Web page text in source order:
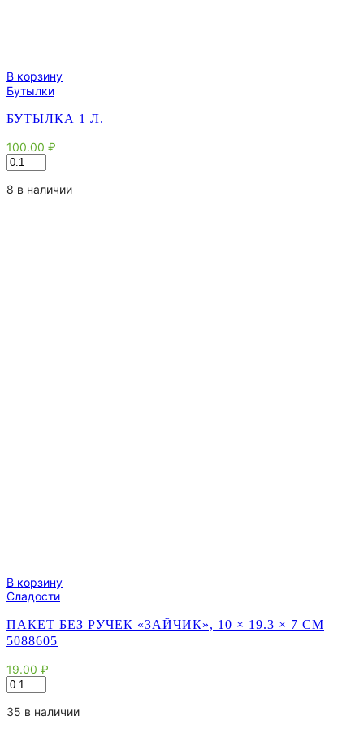
В корзину
Бутылки
БУТЫЛКА 1 Л.
100.00 ₽
Количество
товара
Бутылка
8 в наличии
В корзину
Сладости
ПАКЕТ БЕЗ РУЧЕК «ЗАЙЧИК», 10 × 19.3 × 7 СМ
5088605
19.00 ₽
Количество
товара
Пакет
35 в наличии